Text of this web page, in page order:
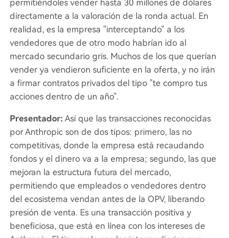
permitiéndoles vender hasta 30 millones de dólares
directamente a la valoración de la ronda actual. En
realidad, es la empresa "interceptando" a los
vendedores que de otro modo habrían ido al
mercado secundario gris. Muchos de los que querían
vender ya vendieron suficiente en la oferta, y no irán
a firmar contratos privados del tipo "te compro tus
acciones dentro de un año".
Presentador: Así que las transacciones reconocidas
por Anthropic son de dos tipos: primero, las no
competitivas, donde la empresa está recaudando
fondos y el dinero va a la empresa; segundo, las que
mejoran la estructura futura del mercado,
permitiendo que empleados o vendedores dentro
del ecosistema vendan antes de la OPV, liberando
presión de venta. Es una transacción positiva y
beneficiosa, que está en línea con los intereses de